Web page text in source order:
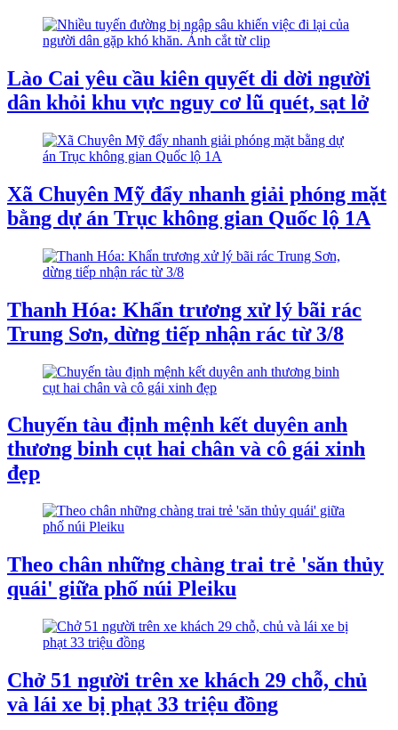
Lào Cai yêu cầu kiên quyết di dời người
dân khỏi khu vực nguy cơ lũ quét, sạt lở
Xã Chuyên Mỹ đẩy nhanh giải phóng mặt
bằng dự án Trục không gian Quốc lộ 1A
Thanh Hóa: Khẩn trương xử lý bãi rác
Trung Sơn, dừng tiếp nhận rác từ 3/8
Chuyến tàu định mệnh kết duyên anh
thương binh cụt hai chân và cô gái xinh
đẹp
Theo chân những chàng trai trẻ 'săn thủy
quái' giữa phố núi Pleiku
Chở 51 người trên xe khách 29 chỗ, chủ
và lái xe bị phạt 33 triệu đồng